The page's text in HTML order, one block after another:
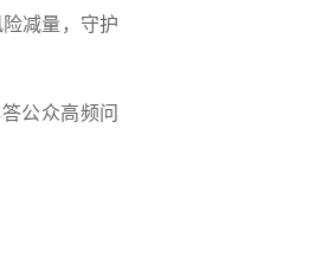
减量，守护
公众高频问